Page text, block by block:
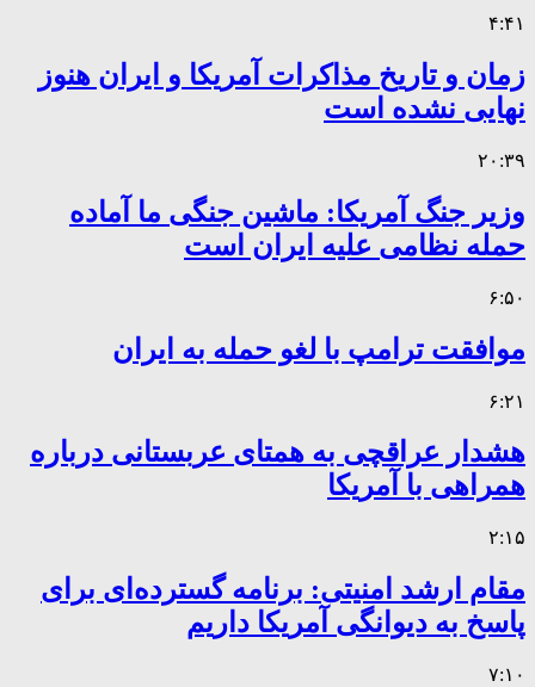
۴:۴۱
زمان و تاریخ مذاکرات آمریکا و ایران هنوز
نهایی نشده است
۲۰:۳۹
وزیر جنگ آمریکا: ماشین جنگی ما آماده
حمله نظامی علیه ایران است
۶:۵۰
موافقت ترامپ با لغو حمله به ایران
۶:۲۱
هشدار عراقچی به همتای عربستانی درباره
همراهی با آمریکا
۲:۱۵
مقام ارشد امنیتی: برنامه گسترده‌ای برای
پاسخ به دیوانگی آمریکا داریم
۷:۱۰